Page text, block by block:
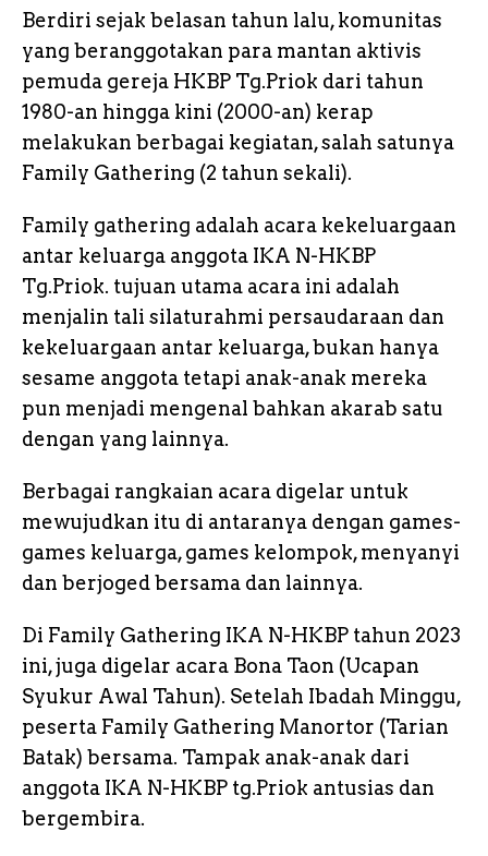
Berdiri sejak belasan tahun lalu, komunitas
yang beranggotakan para mantan aktivis
pemuda gereja HKBP Tg.Priok dari tahun
1980-an hingga kini (2000-an) kerap
melakukan berbagai kegiatan, salah satunya
Family Gathering (2 tahun sekali).
Family gathering adalah acara kekeluargaan
antar keluarga anggota IKA N-HKBP
Tg.Priok. tujuan utama acara ini adalah
menjalin tali silaturahmi persaudaraan dan
kekeluargaan antar keluarga, bukan hanya
sesame anggota tetapi anak-anak mereka
pun menjadi mengenal bahkan akarab satu
dengan yang lainnya.
Berbagai rangkaian acara digelar untuk
mewujudkan itu di antaranya dengan games-
games keluarga, games kelompok, menyanyi
dan berjoged bersama dan lainnya.
Di Family Gathering IKA N-HKBP tahun 2023
ini, juga digelar acara Bona Taon (Ucapan
Syukur Awal Tahun). Setelah Ibadah Minggu,
peserta Family Gathering Manortor (Tarian
Batak) bersama. Tampak anak-anak dari
anggota IKA N-HKBP tg.Priok antusias dan
bergembira.